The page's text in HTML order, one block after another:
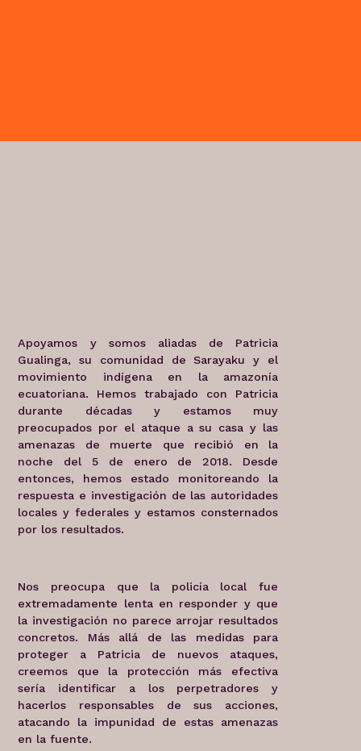
Apoyamos y somos aliadas de Patricia
Gualinga, su comunidad de Sarayaku y el
movimiento indígena en la amazonía
ecuatoriana. Hemos trabajado con Patricia
durante décadas y estamos muy
preocupados por el ataque a su casa y las
amenazas de muerte que recibió en la
noche del 5 de enero de 2018. Desde
entonces, hemos estado monitoreando la
respuesta e investigación de las autoridades
locales y federales y estamos consternados
por los resultados.
Nos preocupa que la policía local fue
extremadamente lenta en responder y que
la investigación no parece arrojar resultados
concretos. Más allá de las medidas para
proteger a Patricia de nuevos ataques,
creemos que la protección más efectiva
sería identificar a los perpetradores y
hacerlos responsables de sus acciones,
atacando la impunidad de estas amenazas
en la fuente.